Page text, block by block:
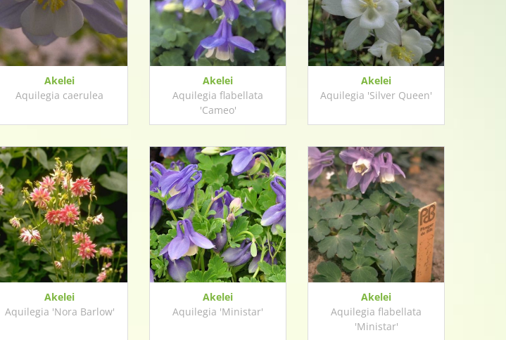
Akelei
Aquilegia caerulea
Akelei
Aquilegia flabellata
'Cameo'
Akelei
Aquilegia 'Silver Queen'
Akelei
Aquilegia 'Nora Barlow'
Akelei
Aquilegia 'Ministar'
Akelei
Aquilegia flabellata
'Ministar'